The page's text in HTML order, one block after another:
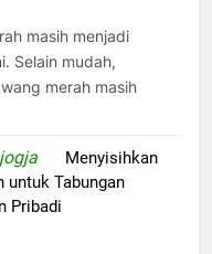
masih menjadi
Selain mudah,
merah masih
Menyisihkan
untuk Tabungan
Pribadi